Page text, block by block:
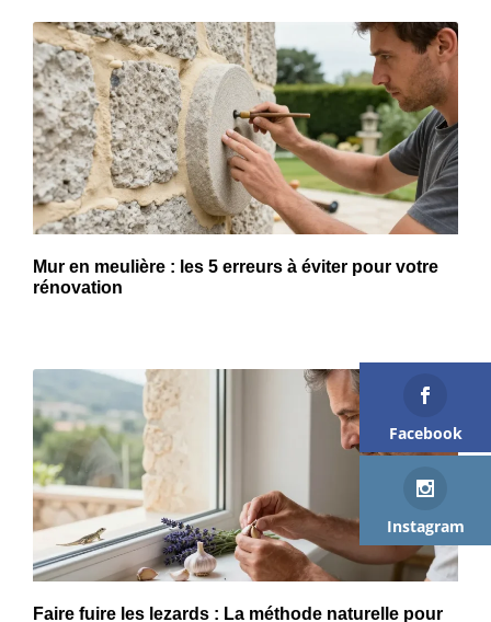
Mur en meulière : les 5 erreurs à éviter pour votre
rénovation
Faire fuire les lezards : La méthode naturelle pour
Facebook
Instagram